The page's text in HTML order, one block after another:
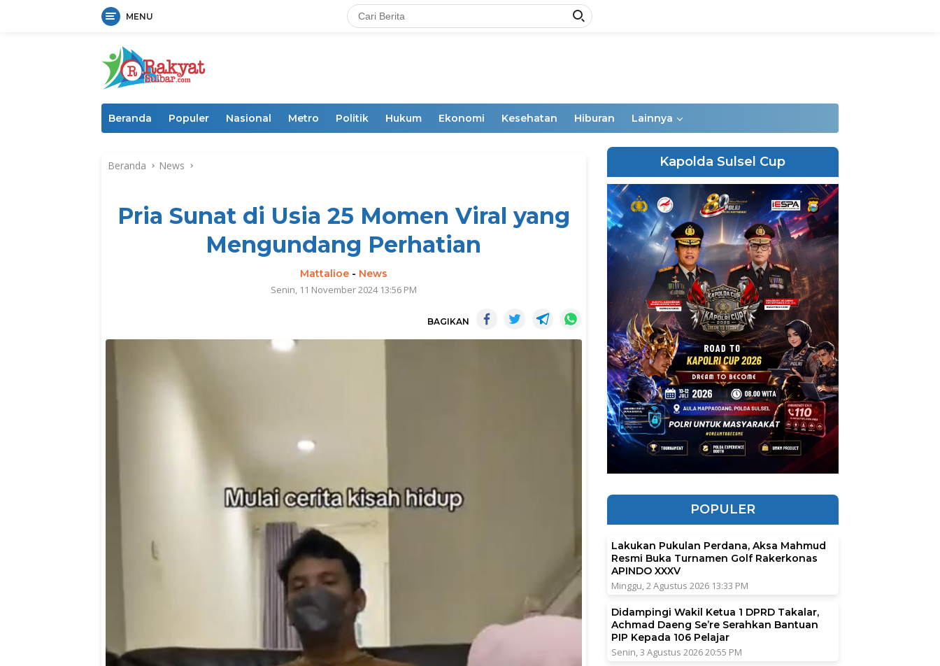
MENU
Beranda Populer Nasional Metro Politik Hukum Ekonomi Kesehatan Hiburan Lainnya
Beranda News
Pria Sunat di Usia 25 Momen Viral yang
Mengundang Perhatian
Mattalioe- News
Senin, 11 November 2024 13:56 PM
BAGIKAN
Kapolda Sulsel Cup
POPULER
Lakukan Pukulan Perdana, Aksa Mahmud
Resmi Buka Turnamen Golf Rakerkonas
APINDO XXXV
Minggu, 2 Agustus 2026 13:33 PM
Didampingi Wakil Ketua 1 DPRD Takalar,
Achmad Daeng Se’re Serahkan Bantuan
PIP Kepada 106 Pelajar
Senin, 3 Agustus 2026 20:55 PM